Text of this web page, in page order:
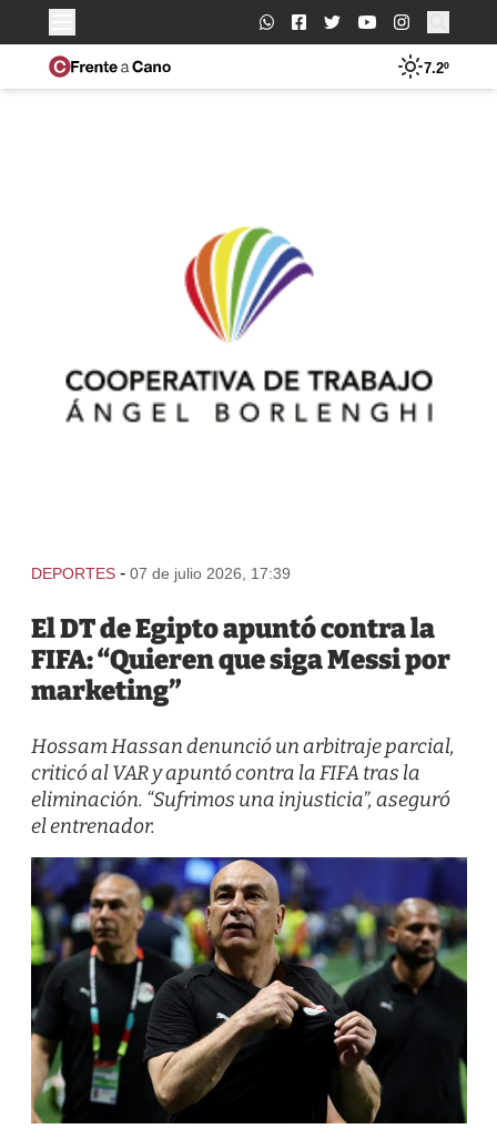
Buscar:
7.2º
DEPORTES - 07 de julio 2026, 17:39
El DT de Egipto apuntó contra la
FIFA: “Quieren que siga Messi por
marketing”
Hossam Hassan denunció un arbitraje parcial,
criticó al VAR y apuntó contra la FIFA tras la
eliminación. “Sufrimos una injusticia”, aseguró
el entrenador.